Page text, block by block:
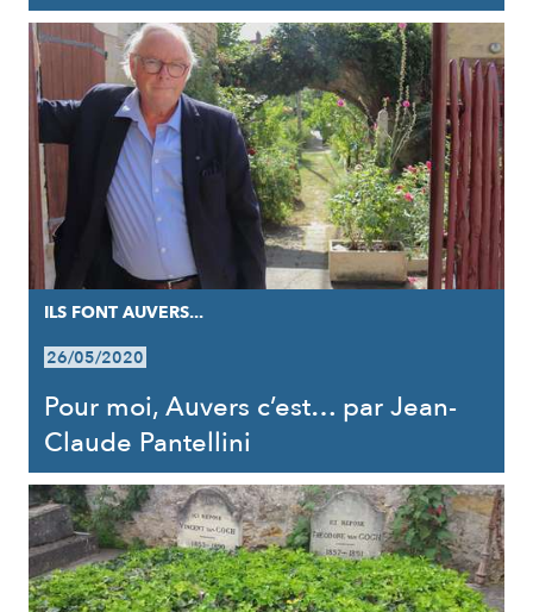
ILS FONT AUVERS...
26/05/2020
Pour moi, Auvers c’est… par Jean-
Claude Pantellini